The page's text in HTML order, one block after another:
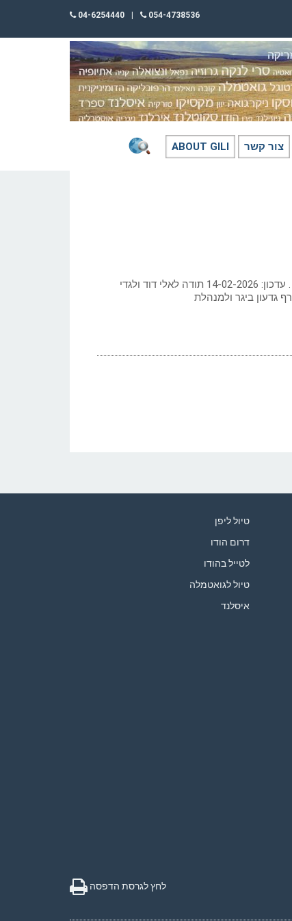
054-4738536
04-6254440
צור קשר ABOUT GILI
כתב: גילי חסקין; 10-04-24 . עדכון: 14-02-2026 תודה לאלי דוד ולגדי
גדעון ביגר ולמנהלת
טיול ליפן
דרום הודו
לטייל בהודו
טיול לגואטמלה
איסלנד
לחץ לגרסת הדפסה